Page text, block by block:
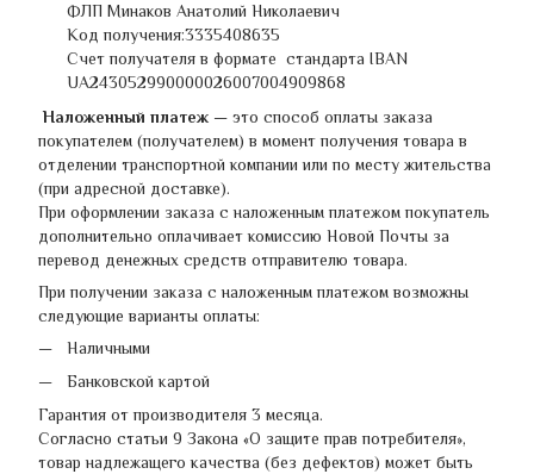
ФЛП Минаков Анатолий Николаевич
Код получения:3335408635
Счет получателя в формате стандарта IBAN
UA243052990000026007004909868
Наложенный платеж — это способ оплаты заказа
покупателем (получателем) в момент получения товара в
отделении транспортной компании или по месту жительства
(при адресной доставке).
При оформлении заказа с наложенным платежом покупатель
дополнительно оплачивает комиссию Новой Почты за
перевод денежных средств отправителю товара.
При получении заказа с наложенным платежом возможны
следующие варианты оплаты:
Наличными
Банковской картой
Гарантия от производителя 3 месяца.
Согласно статьи 9 Закона «О защите прав потребителя»,
товар надлежащего качества (без дефектов) может быть